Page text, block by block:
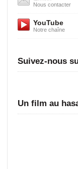
Nous contacter
YouTube
Notre chaîne
Suivez-nous
Un film au